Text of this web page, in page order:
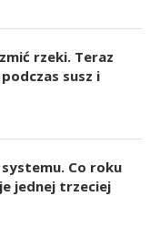
rzeki. Teraz
susz i
Co roku
jednej trzeciej